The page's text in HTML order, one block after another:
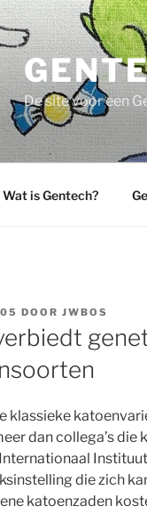
De site voor een
Wat is Gentech?
DOOR JWBOS
klassieke
dan collega’s
die zich
katoenzaden